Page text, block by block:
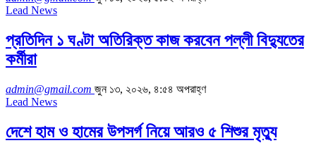
Lead News
প্রতিদিন ১ ঘণ্টা অতিরিক্ত কাজ করবেন পল্লী বিদ্যুতের
কর্মীরা
admin@gmail.com জুন ১৩, ২০২৬, ৪:৫৪ অপরাহ্ণ
Lead News
দেশে হাম ও হামের উপসর্গ নিয়ে আরও ৫ শিশুর মৃত্যু